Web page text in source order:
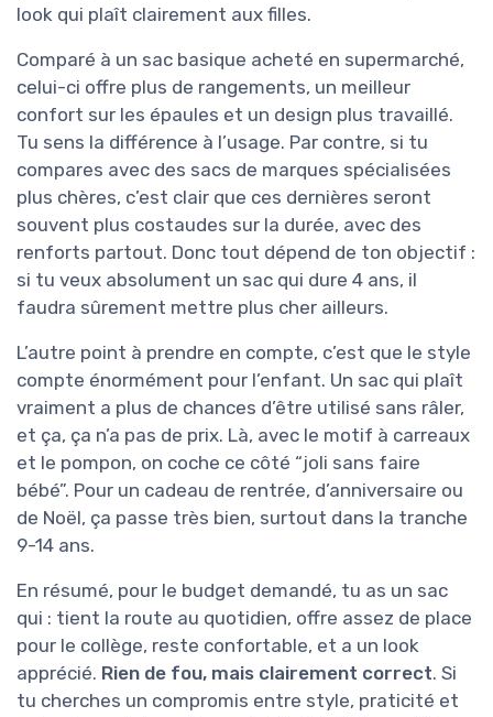
look qui plaît clairement aux filles.
Comparé à un sac basique acheté en supermarché,
celui-ci offre plus de rangements, un meilleur
confort sur les épaules et un design plus travaillé.
Tu sens la différence à l’usage. Par contre, si tu
compares avec des sacs de marques spécialisées
plus chères, c’est clair que ces dernières seront
souvent plus costaudes sur la durée, avec des
renforts partout. Donc tout dépend de ton objectif :
si tu veux absolument un sac qui dure 4 ans, il
faudra sûrement mettre plus cher ailleurs.
L’autre point à prendre en compte, c’est que le style
compte énormément pour l’enfant. Un sac qui plaît
vraiment a plus de chances d’être utilisé sans râler,
et ça, ça n’a pas de prix. Là, avec le motif à carreaux
et le pompon, on coche ce côté “joli sans faire
bébé”. Pour un cadeau de rentrée, d’anniversaire ou
de Noël, ça passe très bien, surtout dans la tranche
9-14 ans.
En résumé, pour le budget demandé, tu as un sac
qui : tient la route au quotidien, offre assez de place
pour le collège, reste confortable, et a un look
apprécié. Rien de fou, mais clairement correct. Si
tu cherches un compromis entre style, praticité et